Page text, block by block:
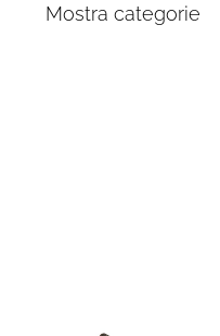
Mostra categorie